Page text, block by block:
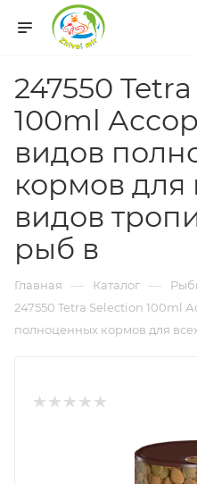
247550
100ml
видов
кормов для
видов
рыб в
Главная — Каталог —
247550 Tetra Selection 100ml
полноценных кормов для